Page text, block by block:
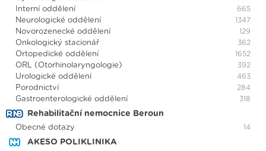
Interní oddělení 665
Neurologické oddělení 1347
Novorozenecké oddělení 129
Onkologický stacionář 362
Ortopedické oddělení 1652
ORL (Otorhinolaryngologie) 392
Urologické oddělení 463
Porodnictví 284
Gastroenterologické oddělení 318
Rehabilitační nemocnice Beroun
Obecné dotazy 14
AKESO POLIKLINIKA